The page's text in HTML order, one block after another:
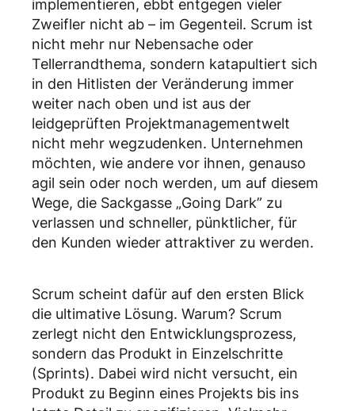
implementieren, ebbt entgegen vieler
Zweifler nicht ab – im Gegenteil. Scrum ist
nicht mehr nur Nebensache oder
Tellerrandthema, sondern katapultiert sich
in den Hitlisten der Veränderung immer
weiter nach oben und ist aus der
leidgeprüften Projektmanagementwelt
nicht mehr wegzudenken. Unternehmen
möchten, wie andere vor ihnen, genauso
agil sein oder noch werden, um auf diesem
Wege, die Sackgasse „Going Dark” zu
verlassen und schneller, pünktlicher, für
den Kunden wieder attraktiver zu werden.
Scrum scheint dafür auf den ersten Blick
die ultimative Lösung. Warum? Scrum
zerlegt nicht den Entwicklungsprozess,
sondern das Produkt in Einzelschritte
(Sprints). Dabei wird nicht versucht, ein
Produkt zu Beginn eines Projekts bis ins